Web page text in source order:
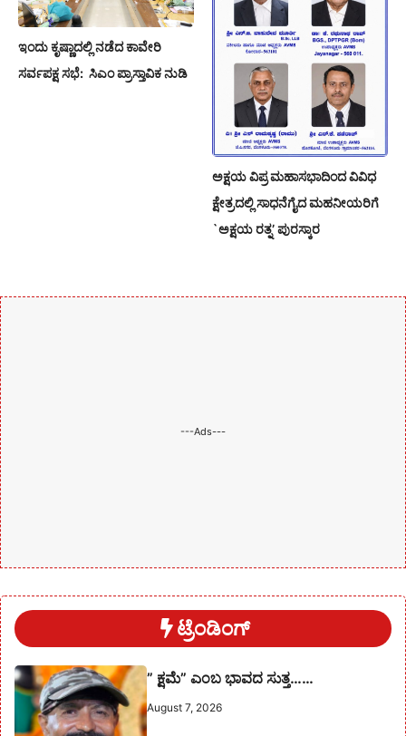
ಇಂದು ಕೃಷ್ಣಾದಲ್ಲಿ ನಡೆದ ಕಾವೇರಿ
ಸರ್ವಪಕ್ಷ ಸಭೆ: ಸಿಎಂ ಪ್ರಾಸ್ತಾವಿಕ ನುಡಿ
ಅಕ್ಷಯ ವಿಪ್ರ ಮಹಾಸಭಾದಿಂದ ವಿವಿಧ
ಕ್ಷೇತ್ರದಲ್ಲಿ ಸಾಧನೆಗೈದ ಮಹನೀಯರಿಗೆ
`ಅಕ್ಷಯ ರತ್ನ’ ಪುರಸ್ಕಾರ
---Ads---
ಟ್ರೆಂಡಿಂಗ್
” ಕ್ಷಮೆ” ಎಂಬ ಭಾವದ ಸುತ್ತ……
August 7, 2026